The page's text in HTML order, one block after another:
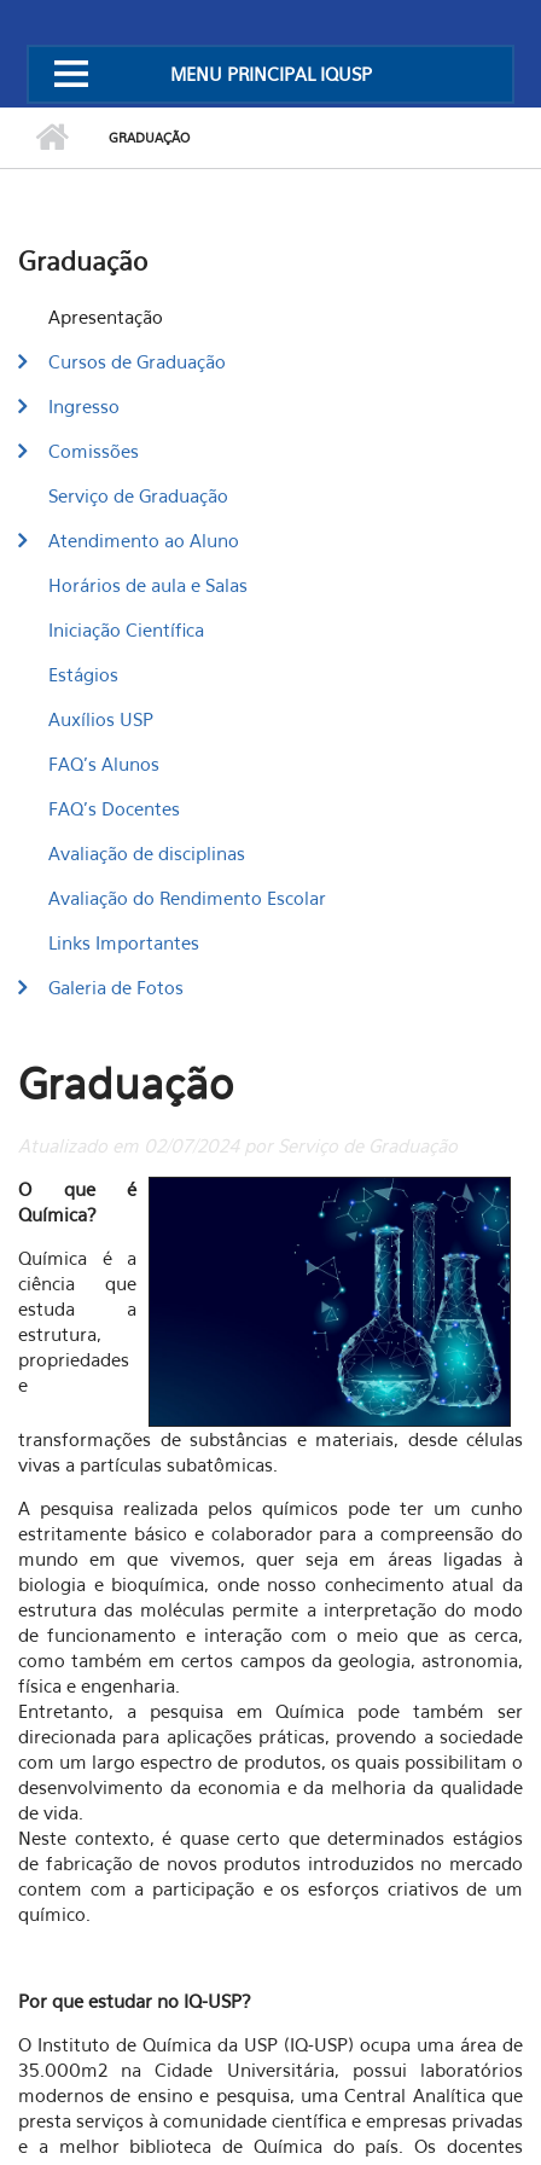
MENU PRINCIPAL IQUSP
GRADUAÇÃO
Graduação
Apresentação
Cursos de Graduação
Ingresso
Comissões
Serviço de Graduação
Atendimento ao Aluno
Horários de aula e Salas
Iniciação Científica
Estágios
Auxílios USP
FAQ's Alunos
FAQ's Docentes
Avaliação de disciplinas
Avaliação do Rendimento Escolar
Links Importantes
Galeria de Fotos
Graduação
Atualizado em 02/07/2024 por Serviço de Graduação
O que é
Química?
Química é a
ciência que
estuda a
estrutura,
propriedades
e
transformações de substâncias e materiais, desde células
vivas a partículas subatômicas.
A pesquisa realizada pelos químicos pode ter um cunho
estritamente básico e colaborador para a compreensão do
mundo em que vivemos, quer seja em áreas ligadas à
biologia e bioquímica, onde nosso conhecimento atual da
estrutura das moléculas permite a interpretação do modo
de funcionamento e interação com o meio que as cerca,
como também em certos campos da geologia, astronomia,
física e engenharia.
Entretanto, a pesquisa em Química pode também ser
direcionada para aplicações práticas, provendo a sociedade
com um largo espectro de produtos, os quais possibilitam o
desenvolvimento da economia e da melhoria da qualidade
de vida.
Neste contexto, é quase certo que determinados estágios
de fabricação de novos produtos introduzidos no mercado
contem com a participação e os esforços criativos de um
químico.
Por que estudar no IQ-USP?
O Instituto de Química da USP (IQ-USP) ocupa uma área de
35.000m2 na Cidade Universitária, possui laboratórios
modernos de ensino e pesquisa, uma Central Analítica que
presta serviços à comunidade científica e empresas privadas
e a melhor biblioteca de Química do país. Os docentes